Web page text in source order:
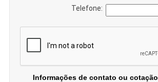
Telefone:
Informações de contato ou cotação